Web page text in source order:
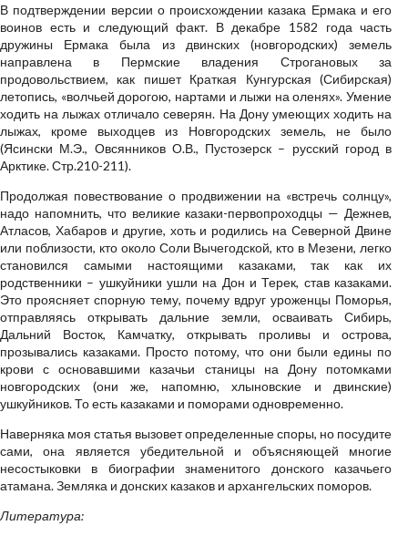
В подтверждении версии о происхождении казака Ермака и его
воинов есть и следующий факт. В декабре 1582 года часть
дружины Ермака была из двинских (новгородских) земель
направлена в Пермские владения Строгановых за
продовольствием, как пишет Краткая Кунгурская (Сибирская)
летопись, «волчьей дорогою, нартами и лыжи на оленях». Умение
ходить на лыжах отличало северян. На Дону умеющих ходить на
лыжах, кроме выходцев из Новгородских земель, не было
(Ясински М.Э., Овсянников О.В., Пустозерск – русский город в
Арктике. Стр.210-211).
Продолжая повествование о продвижении на «встречь солнцу»,
надо напомнить, что великие казаки-первопроходцы — Дежнев,
Атласов, Хабаров и другие, хоть и родились на Северной Двине
или поблизости, кто около Соли Вычегодской, кто в Мезени, легко
становился самыми настоящими казаками, так как их
родственники – ушкуйники ушли на Дон и Терек, став казаками.
Это проясняет спорную тему, почему вдруг уроженцы Поморья,
отправляясь открывать дальние земли, осваивать Сибирь,
Дальний Восток, Камчатку, открывать проливы и острова,
прозывались казаками. Просто потому, что они были едины по
крови с основавшими казачьи станицы на Дону потомками
новгородских (они же, напомню, хлыновские и двинские)
ушкуйников. То есть казаками и поморами одновременно.
Наверняка моя статья вызовет определенные споры, но посудите
сами, она является убедительной и объясняющей многие
несостыковки в биографии знаменитого донского казачьего
атамана. Земляка и донских казаков и архангельских поморов.
Литература: